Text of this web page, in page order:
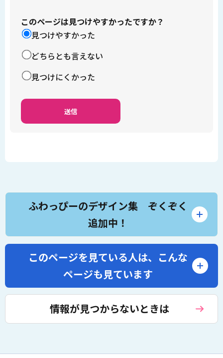
このページは見つけやすかったですか？
見つけやすかった
どちらとも言えない
見つけにくかった
ふわっぴーのデザイン集 ぞくぞく
追加中！
このページを見ている人は、 こんな
ページも見ています
情報が見つからないときは